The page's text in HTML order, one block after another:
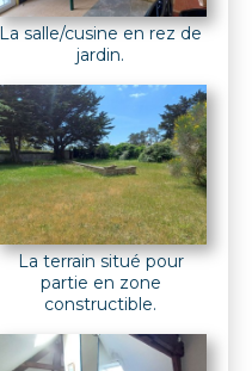
La salle/cusine en rez de
jardin.
La terrain situé pour
partie en zone
constructible.